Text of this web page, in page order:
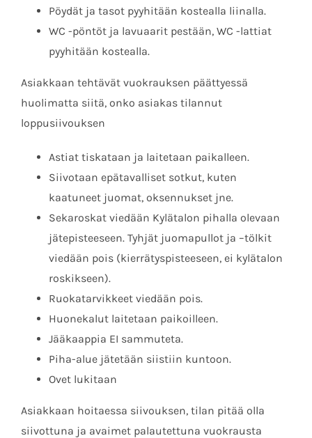
Pöydät ja tasot pyyhitään kostealla liinalla.
WC -pöntöt ja lavuaarit pestään, WC -lattiat
pyyhitään kostealla.
Asiakkaan tehtävät vuokrauksen päättyessä
huolimatta siitä, onko asiakas tilannut
loppusiivouksen
Astiat tiskataan ja laitetaan paikalleen.
Siivotaan epätavalliset sotkut, kuten
kaatuneet juomat, oksennukset jne.
Sekaroskat viedään Kylätalon pihalla olevaan
jätepisteeseen. Tyhjät juomapullot ja –tölkit
viedään pois (kierrätyspisteeseen, ei kylätalon
roskikseen).
Ruokatarvikkeet viedään pois.
Huonekalut laitetaan paikoilleen.
Jääkaappia EI sammuteta.
Piha-alue jätetään siistiin kuntoon.
Ovet lukitaan
Asiakkaan hoitaessa siivouksen, tilan pitää olla
siivottuna ja avaimet palautettuna vuokrausta